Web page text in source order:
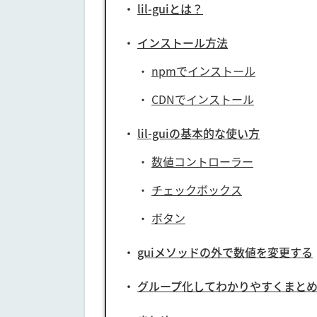
lil-guiとは？
インストール方法
npmでインストール
CDNでインストール
lil-guiの基本的な使い方
数値コントローラー
チェックボックス
ボタン
guiメソッドの外で数値を変更する
グループ化してわかりやすくまと